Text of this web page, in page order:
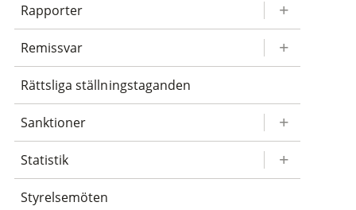
Rapporter
Remissvar
Rättsliga ställningstaganden
Sanktioner
Statistik
Styrelsemöten